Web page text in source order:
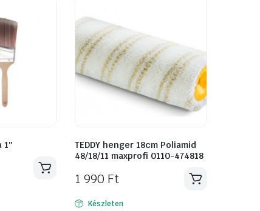
1″
TEDDY henger 18cm Poliamid
48/18/11 maxprofi 0110-474818
1 990 Ft
Készleten